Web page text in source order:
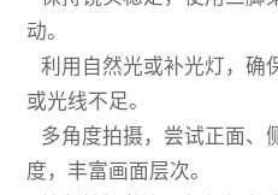
动。
利用自然光或补光灯，确
或光线不足。
多角度拍摄，尝试正面、
度，丰富画面层次。